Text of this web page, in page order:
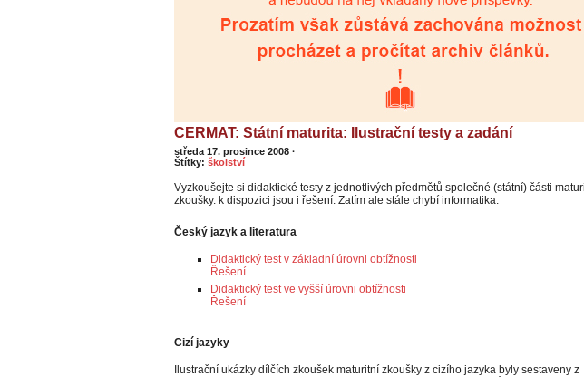
CERMAT: Státní maturita: Ilustrační testy a zadání
středa 17. prosince 2008 ·
Štítky: školství
Vyzkoušejte si didaktické testy z jednotlivých předmětů společné (státní) části
zkoušky. k dispozici jsou i řešení. Zatím ale stále chybí informatika.
Český jazyk a literatura
Didaktický test v základní úrovni obtížnosti
Řešení
Didaktický test ve vyšší úrovni obtížnosti
Řešení
Cizí jazyky
Ilustrační ukázky dílčích zkoušek maturitní zkoušky z cizího jazyka byly sestaveny z